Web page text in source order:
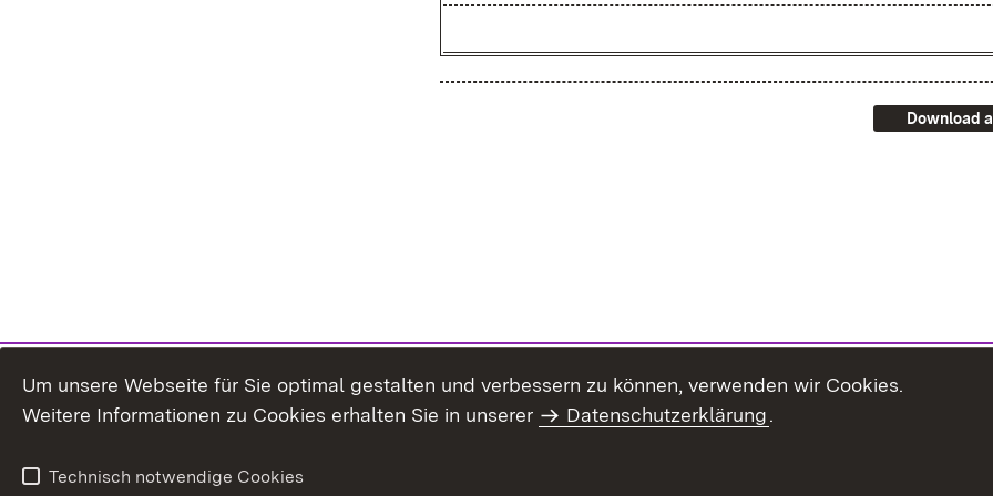
Download
Um unsere Webseite für Sie optimal gestalten und verbessern zu können, verwenden wir Cookies.
Weitere Informationen zu Cookies erhalten Sie in unserer
Datenschutzerklärung.
Technisch notwendige Cookies